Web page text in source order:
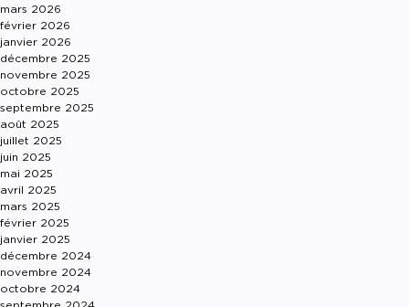
mars 2026
février 2026
janvier 2026
décembre 2025
novembre 2025
octobre 2025
septembre 2025
août 2025
juillet 2025
juin 2025
mai 2025
avril 2025
mars 2025
février 2025
janvier 2025
décembre 2024
novembre 2024
octobre 2024